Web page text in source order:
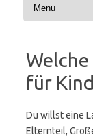
für
Du willst eine
Elternteil,